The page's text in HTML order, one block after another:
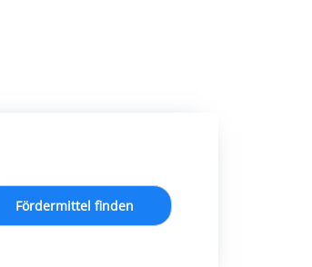
Fördermittel finden